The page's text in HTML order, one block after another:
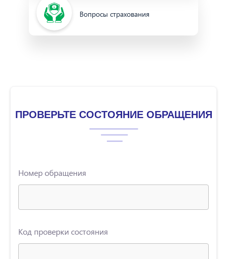
Вопросы страхования
ПРОВЕРЬТЕ СОСТОЯНИЕ ОБРАЩЕНИЯ
Номер обращения
Код проверки состояния